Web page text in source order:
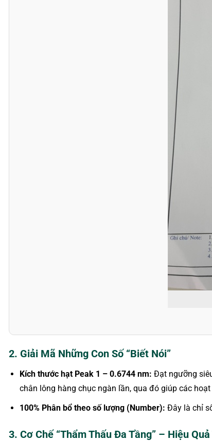
2. Giải Mã Những Con Số “Biết Nói”
Kích thước hạt Peak 1 – 0.6744 nm: Đạt ngưỡng
chân lông hàng chục ngàn lần, qua đó giúp các
100% Phân bổ theo số lượng (Number): Đây là chỉ
3. Cơ Chế “Thẩm Thấu Đa Tầng” – Hiệu